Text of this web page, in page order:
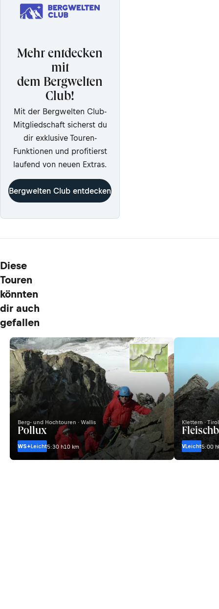
Mehr entdecken
mit
dem Bergwelten
Club!
Mit der Bergwelten Club-
Mitgliedschaft sicherst du
dir exklusive Touren-
Funktionen und profitierst
laufend von neuen Extras.
Bergwelten Club entdecken
Diese
Touren
könnten
dir auch
gefallen
Berg- und Hochtouren · Wallis
Pollux
WS+Leicht5:30 h10 km
Klettern · Tirol
VLeicht5:00 h